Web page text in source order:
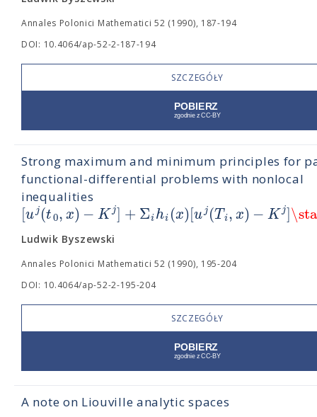
Annales Polonici Mathematici 52 (1990), 187-194
DOI: 10.4064/ap-52-2-187-194
SZCZEGÓŁY
Strong maximum and minimum principles for
functional-differential problems with nonlocal
inequalities
[uj(t0,x)− Kj] + Σihi(x)[uj(Ti,x)− Kj]
Ludwik Byszewski
Annales Polonici Mathematici 52 (1990), 195-204
DOI: 10.4064/ap-52-2-195-204
SZCZEGÓŁY
A note on Liouville analytic spaces